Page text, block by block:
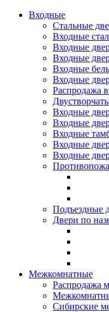
Входные
Стальные
Входные
Входные
Входные
Входные
Входные
Распродажа
Входные
Входные
Входные
Входные
Входные
Подъездные
Двери по
Межкомнатные
Распродажа
Сибирские